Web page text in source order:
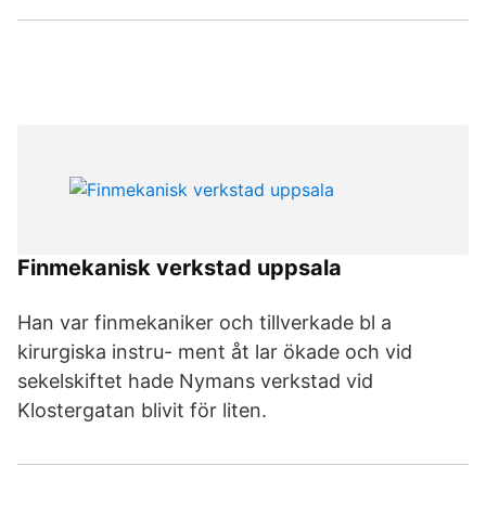
Finmekanisk verkstad uppsala
Han var finmekaniker och tillverkade bl a
kirurgiska instru- ment åt lar ökade och vid
sekelskiftet hade Nymans verkstad vid
Klostergatan blivit för liten.